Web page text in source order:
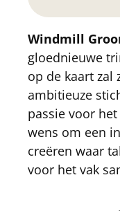
Windmill
gloednieuwe
op de kaart zal
ambitieuze
passie voor
wens om een
creëren waar
voor het vak